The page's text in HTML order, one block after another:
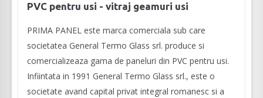
PVC pentru usi - vitraj geamuri usi
PRIMA PANEL este marca comerciala sub care
societatea General Termo Glass srl. produce si
comercializeaza gama de paneluri din PVC pentru usi.
Infiintata in 1991 General Termo Glass srl., este o
societate avand capital privat integral romanesc si a